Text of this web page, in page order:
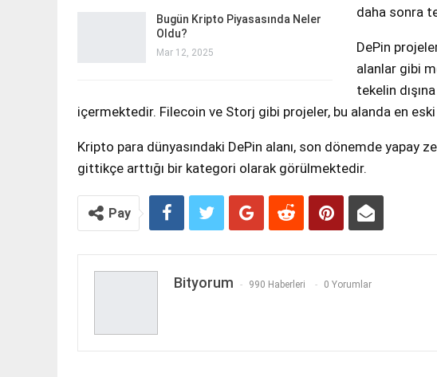
Bugün Kripto Piyasasında Neler
Oldu?
Mar 12, 2025
daha sonra
DePin
alanlar gibi
tekelin
içermektedir. Filecoin ve Storj gibi projeler, bu alanda en
Kripto para dünyasındaki DePin alanı, son dönemde yapay
gittikçe arttığı bir kategori olarak görülmektedir.
Pay
Bityorum 990 Haberleri 0 Yorumlar